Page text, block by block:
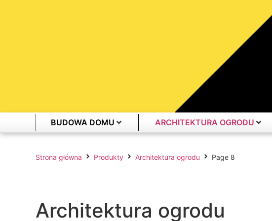
BUDOWA DOMU ARCHITEKTURA OGRODU
Strona główna Produkty Architektura ogrodu Page 8
Architektura ogrodu